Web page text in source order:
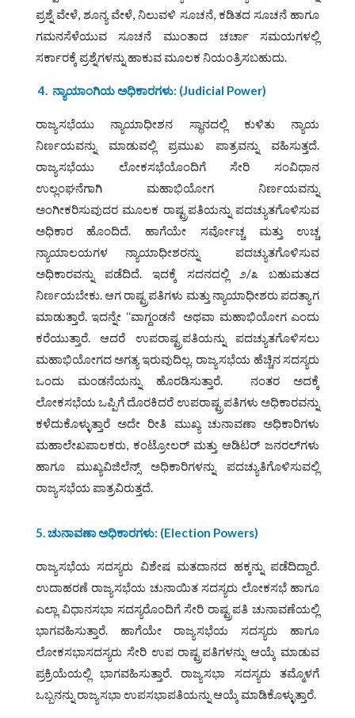
ಪ್ರಶ್ನೆ ವೇಳೆ, ಶೂನ್ಯ ವೇಳೆ, ನಿಲುವಳಿ ಸೂಚನೆ, ಕಡಿತದ ಸೂಚನೆ ಹಾಗೂ
ಗಮನಸೆಳೆಯುವ ಸೂಚನೆ ಮುಂತಾದ ಚರ್ಚಾ ಸಮಯಗಳಲ್ಲಿ
ಸರ್ಕಾರಕ್ಕೆ ಪ್ರಶ್ನೆಗಳನ್ನು ಹಾಕುವ ಮೂಲಕ ನಿಯಂತ್ರಿಸಬಹುದು.
4. ನ್ಯಾಯಾಂಗಿಯ ಅಧಿಕಾರಗಳು: (Judicial Power)
ರಾಜ್ಯಸಭೆಯು ನ್ಯಾಯಾಧೀಶನ ಸ್ಥಾನದಲ್ಲಿ ಕುಳಿತು ನ್ಯಾಯ
ನಿರ್ಣಯವನ್ನು ಮಾಡುವಲ್ಲಿ ಪ್ರಮುಖ ಪಾತ್ರವನ್ನು ವಹಿಸುತ್ತದೆ.
ರಾಜ್ಯಸಭೆಯು ಲೋಕಸಭೆಯೊಂದಿಗೆ ಸೇರಿ ಸಂವಿಧಾನ
ಉಲ್ಲಂಘನೆಗಾಗಿ ಮಹಾಭಿಯೋಗ ನಿರ್ಣಯವನ್ನು
ಅಂಗೀಕರಿಸುವುದರ ಮೂಲಕ ರಾಷ್ಟ್ರಪತಿಯನ್ನು ಪದಚ್ಯುತಗೊಳಿಸುವ
ಅಧಿಕಾರ ಹೊಂದಿದೆ. ಹಾಗೆಯೇ ಸರ್ವೋಚ್ಚ ಮತ್ತು ಉಚ್ಚ
ನ್ಯಾಯಾಲಯಗಳ ನ್ಯಾಯಾಧೀಶರನ್ನು ಪದಚ್ಯುತಗೊಳಿಸುವ
ಅಧಿಕಾರವನ್ನು ಪಡೆದಿದೆ. ಇದಕ್ಕೆ ಸದನದಲ್ಲಿ ೨/೩ ಬಹುಮತದ
ನಿರ್ಣಯಬೇಕು. ಆಗ ರಾಷ್ಟ್ರಪತಿಗಳು ಮತ್ತು ನ್ಯಾಯಾಧೀಶರು ಪದತ್ಯಾಗ
ಮಾಡುತ್ತಾರೆ. ಇದನ್ನೇ ʻʻವಾಗ್ದಂಡನೆ ಅಥವಾ ಮಹಾಭಿಯೋಗ ಎಂದು
ಕರೆಯುತ್ತಾರೆ. ಆದರೆ ಉಪರಾಷ್ಟ್ರಪತಿಯನ್ನು ಪದಚ್ಯುತಗೊಳಿಸಲು
ಮಹಾಭಿಯೋಗದ ಅಗತ್ಯ ಇರುವುದಿಲ್ಲ. ರಾಜ್ಯಸಭೆಯ ಹೆಚ್ಚಿನ ಸದಸ್ಯರು
ಒಂದು ಮಂಡನೆಯನ್ನು ಹೊರಡಿಸುತ್ತಾರೆ. ನಂತರ ಅದಕ್ಕೆ
ಲೋಕಸಭೆಯ ಒಪ್ಪಿಗೆ ದೊರಕಿದರೆ ಉಪರಾಷ್ಟ್ರಪತಿಗಳು ಅಧಿಕಾರವನ್ನು
ಕಳೆದುಕೊಳ್ಳುತ್ತಾರೆ ಅದೇ ರೀತಿ ಮುಖ್ಯ ಚುನಾವಣಾ ಅಧಿಕಾರಿಗಳು
ಮಹಾಲೇಖಪಾಲಕರು, ಕಂಟ್ರೋಲರ್ ಮತ್ತು ಆಡಿಟರ್ ಜನರಲ್‌ಗಳು
ಹಾಗೂ ಮುಖ್ಯವಿಜಿಲೆನ್ಸ್ ಅಧಿಕಾರಿಗಳನ್ನು ಪದಚ್ಯುತಿಗೊಳಿಸುವಲ್ಲಿ
ರಾಜ್ಯಸಭೆಯ ಪಾತ್ರವಿರುತ್ತದೆ.
5. ಚುನಾವಣಾ ಅಧಿಕಾರಗಳು: (Election Powers)
ರಾಜ್ಯಸಭೆಯ ಸದಸ್ಯರು ವಿಶೇಷ ಮತದಾನದ ಹಕ್ಕನ್ನು ಪಡೆದಿದ್ದಾರೆ.
ಉದಾಹರಣೆ ರಾಜ್ಯಸಭೆಯ ಚುನಾಯಿತ ಸದಸ್ಯರು ಲೋಕಸಭೆ ಹಾಗೂ
ಎಲ್ಲಾ ವಿಧಾನಸಭಾ ಸದಸ್ಯರೊಂದಿಗೆ ಸೇರಿ ರಾಷ್ಟ್ರಪತಿ ಚುನಾವಣೆಯಲ್ಲಿ
ಭಾಗವಹಿಸುತ್ತಾರೆ. ಹಾಗೆಯೇ ರಾಜ್ಯಸಭೆಯ ಸದಸ್ಯರು ಹಾಗೂ
ಲೋಕಸಭಾಸದಸ್ಯರು ಸೇರಿ ಉಪ ರಾಷ್ಟ್ರಪತಿಗಳನ್ನು ಆಯ್ಕೆ ಮಾಡುವ
ಪ್ರಕ್ರಿಯೆಯಲ್ಲಿ ಭಾಗವಹಿಸುತ್ತಾರೆ. ರಾಜ್ಯಸಭಾ ಸದಸ್ಯರು ತಮ್ಮೊಳಗೆ
ಒಬ್ಬನನ್ನು ರಾಜ್ಯಸಭಾ ಉಪಸಭಾಪತಿಯನ್ನು ಆಯ್ಕೆ ಮಾಡಿಕೊಳ್ಳುತ್ತಾರೆ.